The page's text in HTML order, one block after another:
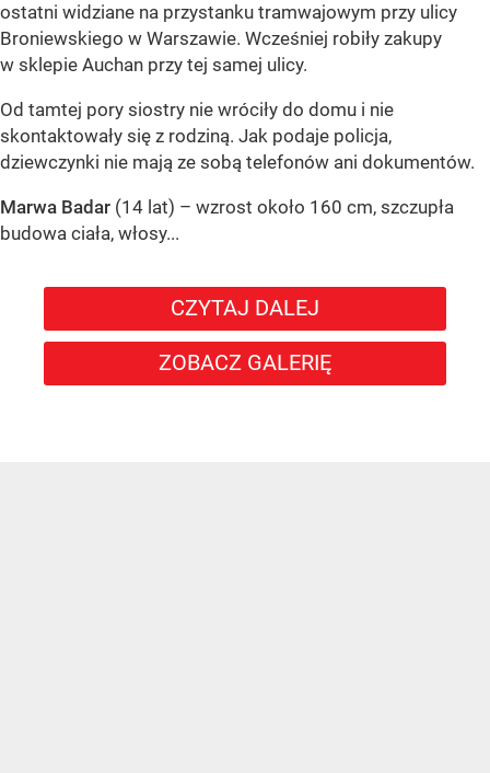
ostatni widziane na przystanku tramwajowym przy ulicy
Broniewskiego w Warszawie. Wcześniej robiły zakupy
w sklepie Auchan przy tej samej ulicy.
Od tamtej pory siostry nie wróciły do domu i nie
skontaktowały się z rodziną. Jak podaje policja,
dziewczynki nie mają ze sobą telefonów ani dokumentów.
Marwa Badar (14 lat) – wzrost około 160 cm, szczupła
budowa ciała, włosy...
CZYTAJ DALEJ
ZOBACZ GALERIĘ